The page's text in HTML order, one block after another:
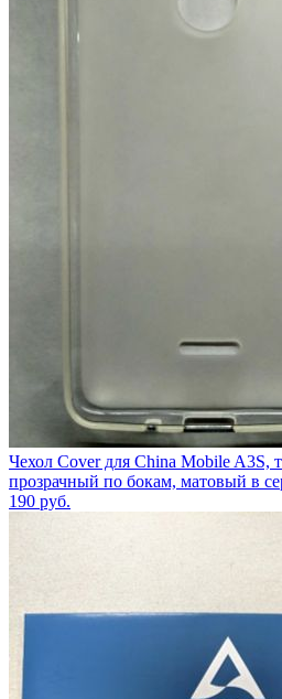
Чехол Cover для China Mobile A3S,
прозрачный по бокам, матовый в
190 руб.